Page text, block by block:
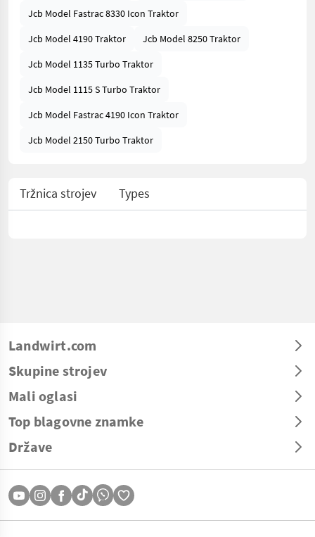
Jcb Model Fastrac 8330 Icon Traktor
Jcb Model 4190 Traktor
Jcb Model 8250 Traktor
Jcb Model 1135 Turbo Traktor
Jcb Model 1115 S Turbo Traktor
Jcb Model Fastrac 4190 Icon Traktor
Jcb Model 2150 Turbo Traktor
Tržnica strojev Types
Landwirt.com
Skupine strojev
Mali oglasi
Top blagovne znamke
Države